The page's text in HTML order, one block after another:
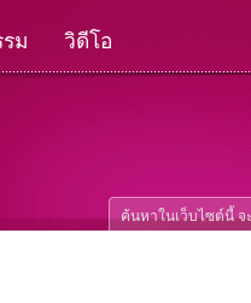
ม วิดีโอ